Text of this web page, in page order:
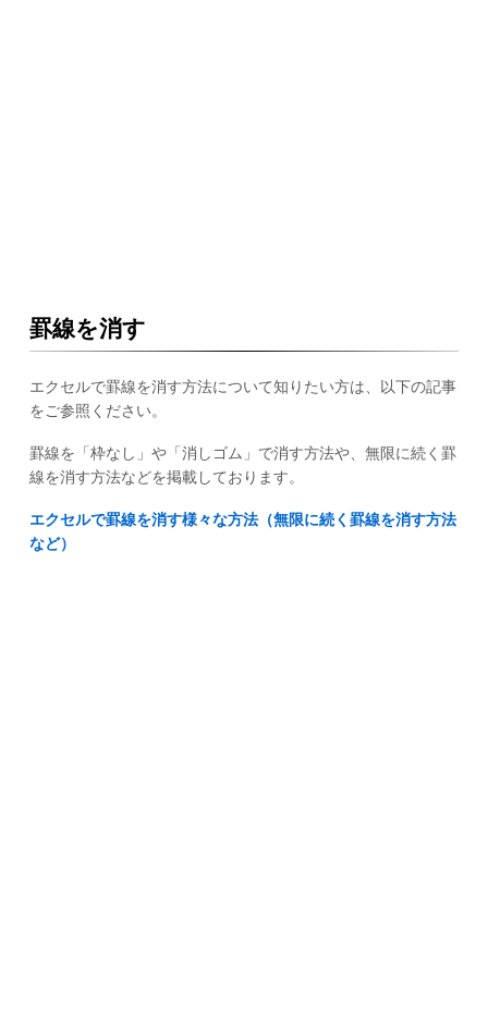
罫線を消す
エクセルで罫線を消す方法について知りたい方は、以下の記事
をご参照ください。
罫線を「枠なし」や「消しゴム」で消す方法や、無限に続く罫
線を消す方法などを掲載しております。
エクセルで罫線を消す様々な方法（無限に続く罫線を消す方法
など）